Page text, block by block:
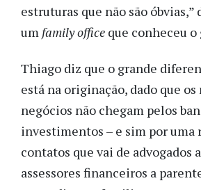
estruturas que não são óbvias,”
um family office que conheceu o
Thiago diz que o grande
está na originação, dado que
negócios não chegam pelos
investimentos – e sim por uma
contatos que vai de advogados
assessores financeiros a